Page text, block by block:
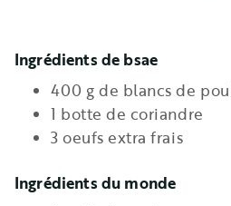
Ingrédients de bsae
400 g de blancs de
1 botte de coriandre
3 oeufs extra frais
Ingrédients du monde